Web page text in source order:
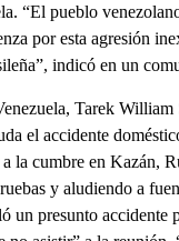
“El pueblo
por esta agresión
indicó en un
Tarek William
el accidente
la cumbre en Kazán,
y aludiendo a
un presunto accidente